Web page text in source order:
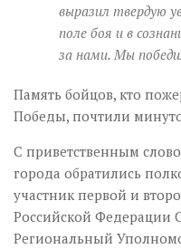
выразил твердую
поле боя и в
за нами. Мы
Память бойцов, кто
Победы, почтили
С приветственным
города обратились
участник первой и
Российской Федерации
Региональный